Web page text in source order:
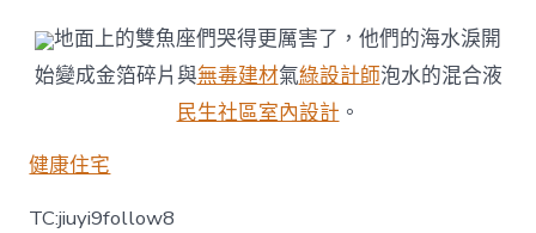
地面上的雙魚座們哭得更厲害了，他們的海水淚開
始變成金箔碎片與無毒建材氣綠設計師泡水的混合液
民生社區室內設計 。
健康住宅
TC:jiuyi9follow8